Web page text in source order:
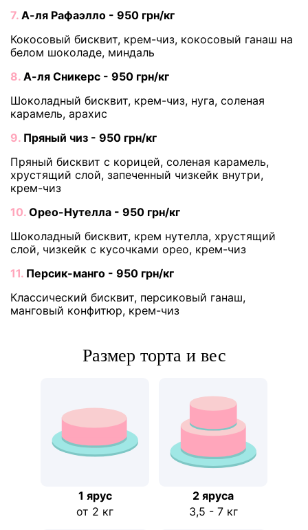
7. А-ля Рафаэлло - 950 грн/кг
Кокосовый бисквит, крем-чиз, кокосовый ганаш на
белом шоколаде, миндаль
8. А-ля Сникерс - 950 грн/кг
Шоколадный бисквит, крем-чиз, нуга, соленая
карамель, арахис
9. Пряный чиз - 950 грн/кг
Пряный бисквит с корицей, соленая карамель,
хрустящий слой, запеченный чизкейк внутри,
крем-чиз
10. Орео-Нутелла - 950 грн/кг
Шоколадный бисквит, крем нутелла, хрустящий
слой, чизкейк с кусочками орео, крем-чиз
11. Персик-манго - 950 грн/кг
Классический бисквит, персиковый ганаш,
манговый конфитюр, крем-чиз
Размер торта и вес
1 ярус
от 2 кг
2 ярусa
3,5 - 7 кг